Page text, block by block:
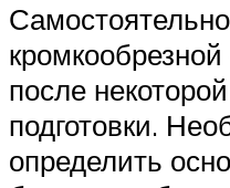
после
подготовки.
определить